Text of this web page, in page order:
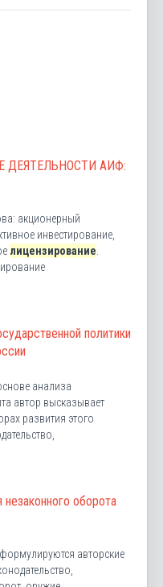
ДЕЯТЕЛЬНОСТИ АИФ:
акционерный
инвестирование,
лицензирование
политики
анализа
автор высказывает
развития этого
оборота
авторские